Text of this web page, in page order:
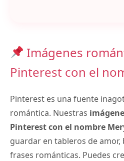
Imágenes
Pinterest con el
Pinterest es una fuente
romántica. Nuestras
Pinterest con el nombre
guardar en tableros de amor,
frases románticas. Puedes